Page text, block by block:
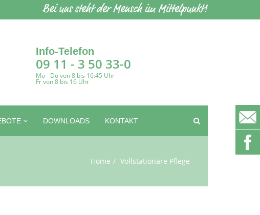
Info-Telefon
09 11 - 3 50 33-0
Mo - Do von 8 bis 16:45 Uhr
Fr von 8 bis 16 Uhr
DOWNLOADS KONTAKT
Home Vollstationäre Pflege